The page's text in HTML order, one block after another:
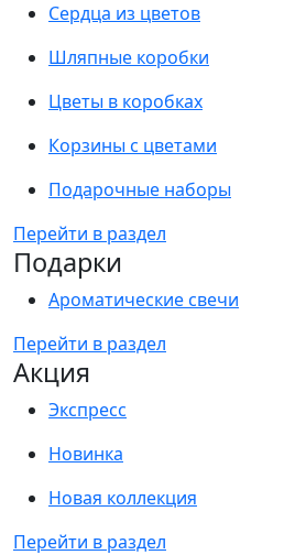
Сердца из цветов
Шляпные коробки
Цветы в коробках
Корзины с цветами
Подарочные наборы
Перейти в раздел
Подарки
Ароматические свечи
Перейти в раздел
Акция
Экспресс
Новинка
Новая коллекция
Перейти в раздел